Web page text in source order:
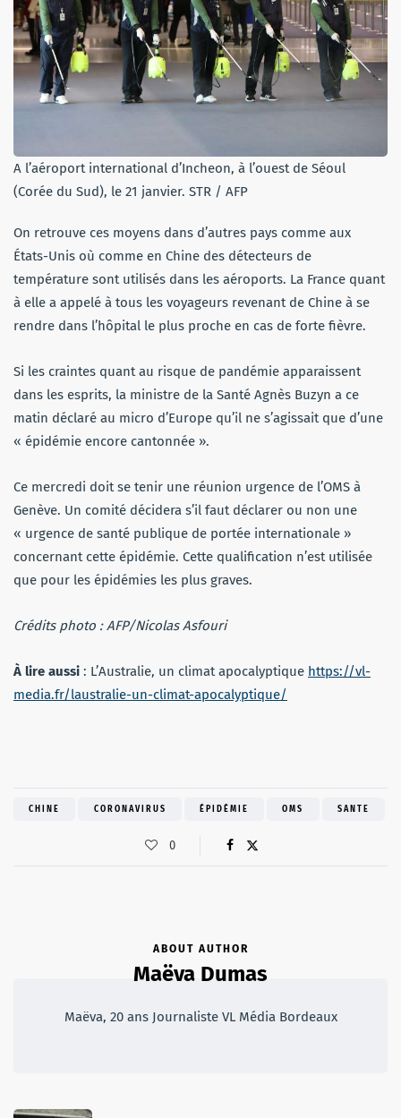
A l’aéroport international d’Incheon, à l’ouest de Séoul
(Corée du Sud), le 21 janvier. STR / AFP
On retrouve ces moyens dans d’autres pays comme aux
États-Unis où comme en Chine des détecteurs de
température sont utilisés dans les aéroports. La France quant
à elle a appelé à tous les voyageurs revenant de Chine à se
rendre dans l’hôpital le plus proche en cas de forte fièvre.
Si les craintes quant au risque de pandémie apparaissent
dans les esprits, la ministre de la Santé Agnès Buzyn a ce
matin déclaré au micro d’Europe qu’il ne s’agissait que d’une
« épidémie encore cantonnée ».
Ce mercredi doit se tenir une réunion urgence de l’OMS à
Genève. Un comité décidera s’il faut déclarer ou non une
« urgence de santé publique de portée internationale »
concernant cette épidémie. Cette qualification n’est utilisée
que pour les épidémies les plus graves.
Crédits photo : AFP/Nicolas Asfouri
À lire aussi : L’Australie, un climat apocalyptique https://vl-
media.fr/laustralie-un-climat-apocalyptique/
CHINE CORONAVIRUS ÉPIDÉMIE OMS SANTE
0
ABOUT AUTHOR
Maëva Dumas
Maëva, 20 ans Journaliste VL Média Bordeaux